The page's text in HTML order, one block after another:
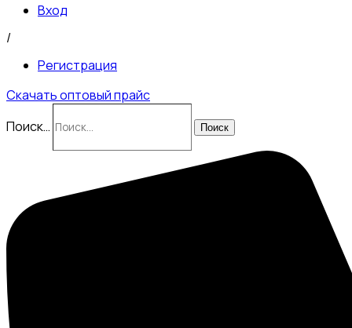
Вход
/
Регистрация
Скачать оптовый прайс
Поиск…
Поиск